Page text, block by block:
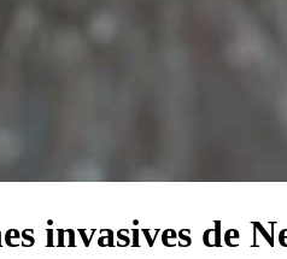
invasives de